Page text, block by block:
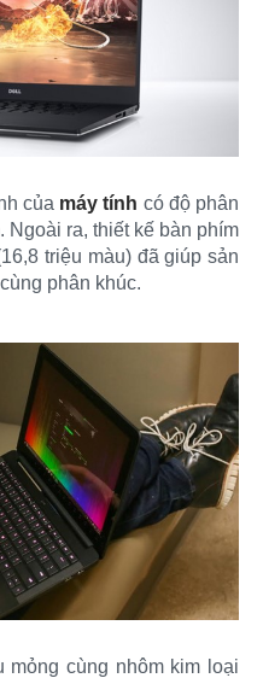
của máy tính có độ phân
ra, thiết kế bàn phím
triệu màu) đã giúp sản
phân khúc.
cùng nhôm kim loại